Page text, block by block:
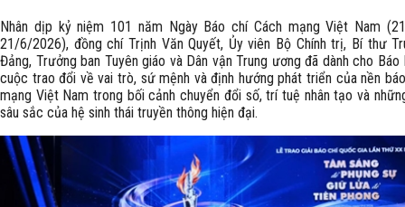
Nhân dịp kỷ niệm 101 năm Ngày Báo chí Cách mạng Việt Nam
21/6/2026), đồng chí Trịnh Văn Quyết, Ủy viên Bộ Chính trị, Bí thư
Đảng, Trưởng ban Tuyên giáo và Dân vận Trung ương đã dành cho Báo
cuộc trao đổi về vai trò, sứ mệnh và định hướng phát triển của nền
mạng Việt Nam trong bối cảnh chuyển đổi số, trí tuệ nhân tạo và
sâu sắc của hệ sinh thái truyền thông hiện đại.